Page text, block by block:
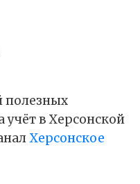
полезных
учёт в Херсонской
Херсонское